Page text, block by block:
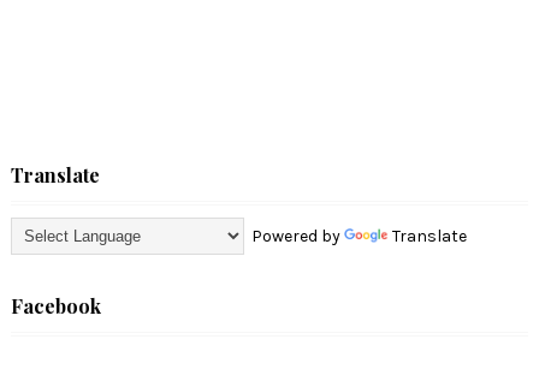
Translate
Powered by Translate
Facebook